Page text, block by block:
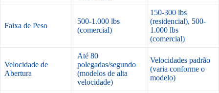
Faixa de Peso
500-1.000 lbs
(comercial)
150-300 lbs
(residencial), 500-
1.000 lbs
(comercial)
Velocidade de
Abertura
Até 80
polegadas/segundo
(modelos de alta
velocidade)
Velocidades padrão
(varia conforme o
modelo)